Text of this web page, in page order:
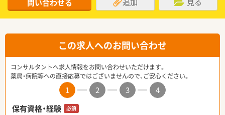
問い合わせる
この求人へのお問い合わせ
コンサルタントへ求人情報をお問い合わせいただけます。
薬局・病院等への直接応募ではございませんので、ご安心ください。
1 2 3
4
保有資格・経験
必須